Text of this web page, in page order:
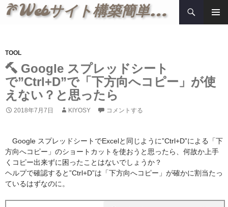
Webサイト構築簡単メモ
検
索
ン
ツ
ス
キ
ッ
TOOL
Google スプレッドシート
で”Ctrl+D”で「下方向へコピー」が使
えない？と思ったら
2018年7月7日 KIYOSY コメントする
Google スプレッドシートでExcelと同じように”Ctrl+D”による「下
方向へコピー」のショートカットを使おうと思ったら、何故か上手
くコピー出来ずに困ったことはないでしょうか？
ヘルプで確認すると”Ctrl+D”は「下方向へコピー」が確かに割当たっ
ているはずなのに。